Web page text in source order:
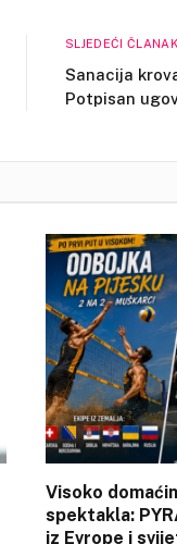
SLJEDEĆI ČLANAK
Sanacija
Potpisan
Visoko
spektakla:
iz Evrope i